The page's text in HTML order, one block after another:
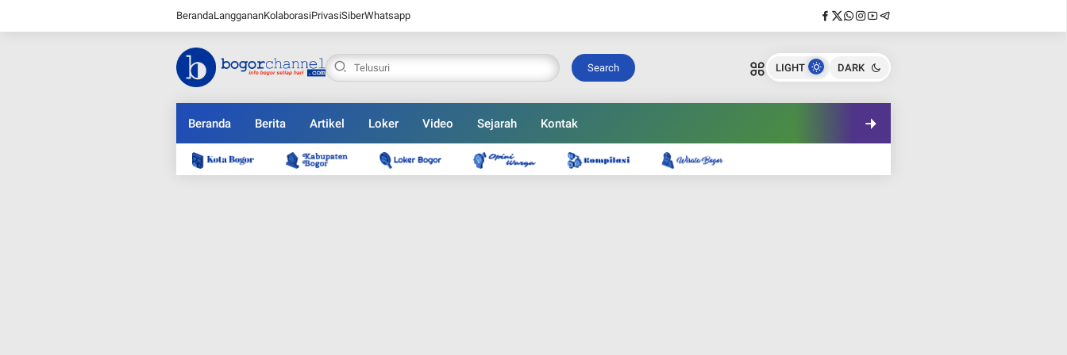
BerandaLanggananKolaborasiPrivasiSiberWhatsapp
Search LIGHT DARK
Beranda Berita Artikel Loker Video Sejarah Kontak